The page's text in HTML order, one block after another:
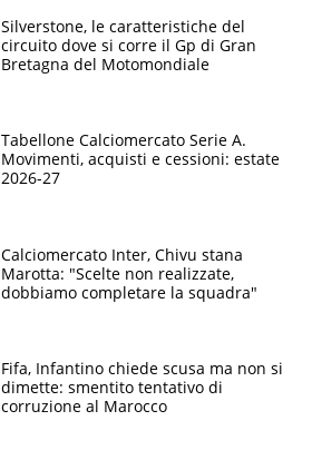
Silverstone, le caratteristiche del
circuito dove si corre il Gp di Gran
Bretagna del Motomondiale
Tabellone Calciomercato Serie A.
Movimenti, acquisti e cessioni: estate
2026-27
Calciomercato Inter, Chivu stana
Marotta: "Scelte non realizzate,
dobbiamo completare la squadra"
Fifa, Infantino chiede scusa ma non si
dimette: smentito tentativo di
corruzione al Marocco